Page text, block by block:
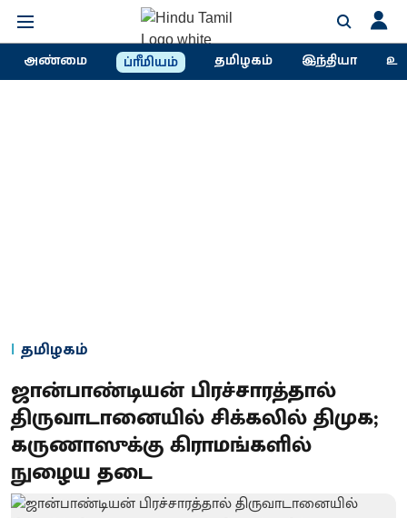
அண்மை ப்ரீமியம் தமிழகம் இந்தியா
தமிழகம்
ஜான்பாண்டியன் பிரச்சாரத்தால்
திருவாடானையில் சிக்கலில் திமுக ;
கருணாஸுக்கு கிராமங்களில்
நுழைய தடை